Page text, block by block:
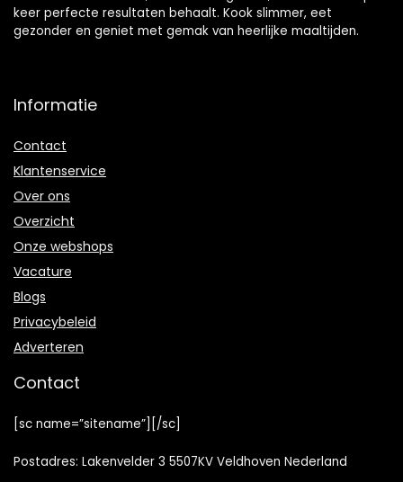
keer perfecte resultaten behaalt. Kook slimmer, eet
gezonder en geniet met gemak van heerlijke maaltijden.
Informatie
Contact
Klantenservice
Over ons
Overzicht
Onze webshops
Vacature
Blogs
Privacybeleid
Adverteren
Contact
[sc name=”sitename”][/sc]
Postadres: Lakenvelder 3 5507KV Veldhoven Nederland